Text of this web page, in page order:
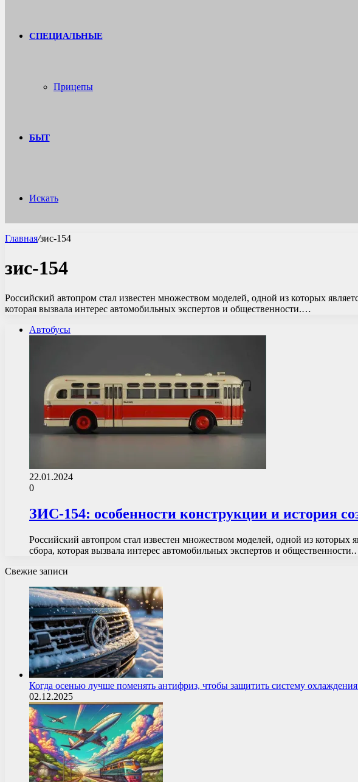
СПЕЦИАЛЬНЫЕ
Прицепы
БЫТ
Искать
Главная/зис-154
зис-154
Российский автопром стал известен множеством моделей, одной из которых
которая вызвала интерес автомобильных экспертов и общественности.…
Автобусы
22.01.2024
0
ЗИС-154: особенности конструкции и история
Российский автопром стал известен множеством моделей, одной из
сбора, которая вызвала интерес автомобильных экспертов и
Свежие записи
Когда осенью лучше поменять антифриз, чтобы защитить систему
02.12.2025